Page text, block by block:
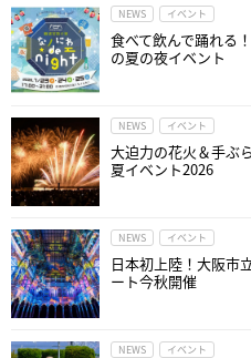
NEWS イベント
食べて飲んで踊れる
の夏の夜イベント
NEWS イベント
大迫力の花火＆手ぶ
夏イベント2026
NEWS イベント
日本初上陸！大阪市
ート今秋開催
NEWS イベント